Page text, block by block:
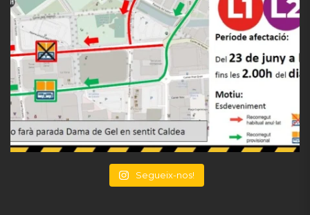
Segueix-nos!